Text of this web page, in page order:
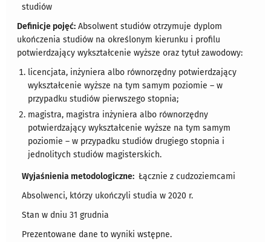
studiów
Definicje pojęć: Absolwent studiów otrzymuje dyplom
ukończenia studiów na określonym kierunku i profilu
potwierdzający wykształcenie wyższe oraz tytuł zawodowy:
licencjata, inżyniera albo równorzędny potwierdzający
wykształcenie wyższe na tym samym poziomie – w
przypadku studiów pierwszego stopnia;
magistra, magistra inżyniera albo równorzędny
potwierdzający wykształcenie wyższe na tym samym
poziomie – w przypadku studiów drugiego stopnia i
jednolitych studiów magisterskich.
Wyjaśnienia metodologiczne: Łącznie z cudzoziemcami
Absolwenci, którzy ukończyli studia w 2020 r.
Stan w dniu 31 grudnia
Prezentowane dane to wyniki wstępne.